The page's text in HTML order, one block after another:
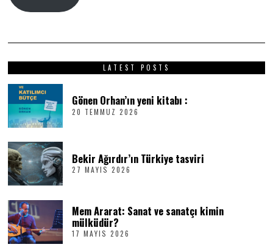
LATEST POSTS
Gönen Orhan’ın yeni kitabı :
20 TEMMUZ 2026
2
6
Bekir Ağırdır’ın Türkiye tasviri
27 MAYIS 2026
Y
I
Mem Ararat: Sanat ve sanatçı kimin
mülküdür?
17 MAYIS 2026